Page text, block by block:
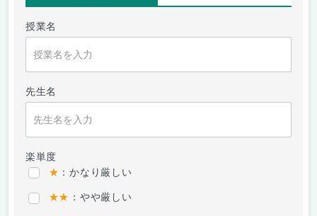
授業名
先生名
楽単度
★ ：かなり厳しい
★★ ：やや厳しい